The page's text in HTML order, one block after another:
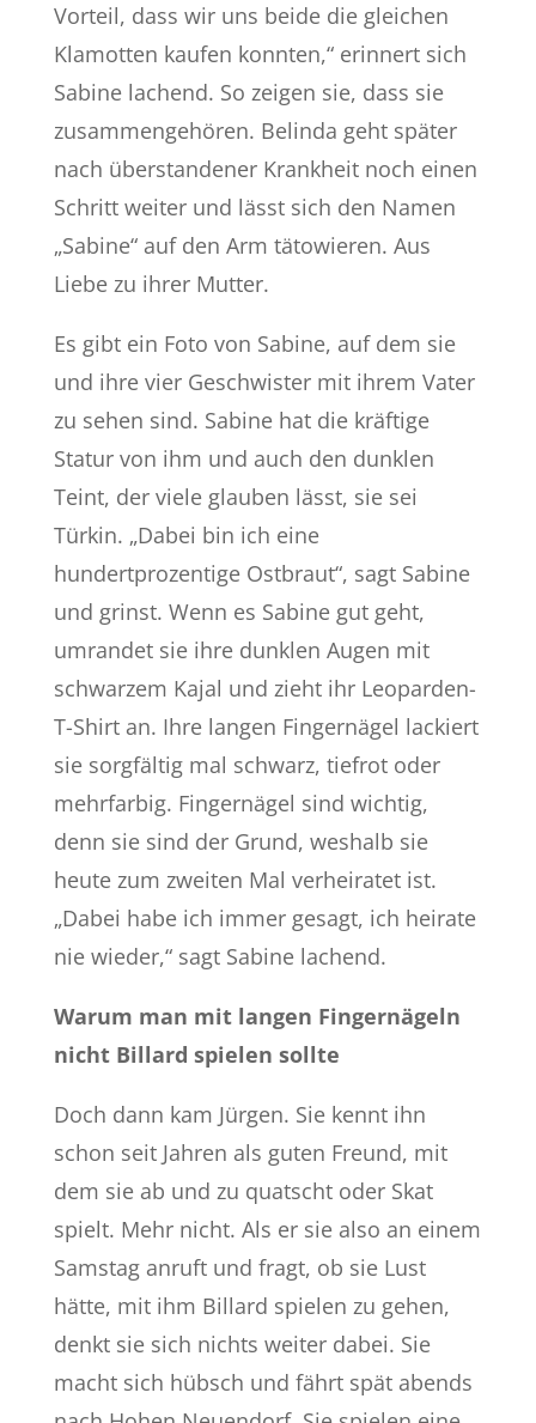
Vorteil, dass wir uns beide die gleichen
Klamotten kaufen konnten,“ erinnert sich
Sabine lachend. So zeigen sie, dass sie
zusammengehören. Belinda geht später
nach überstandener Krankheit noch einen
Schritt weiter und lässt sich den Namen
„Sabine“ auf den Arm tätowieren. Aus
Liebe zu ihrer Mutter.
Es gibt ein Foto von Sabine, auf dem sie
und ihre vier Geschwister mit ihrem Vater
zu sehen sind. Sabine hat die kräftige
Statur von ihm und auch den dunklen
Teint, der viele glauben lässt, sie sei
Türkin. „Dabei bin ich eine
hundertprozentige Ostbraut“, sagt Sabine
und grinst. Wenn es Sabine gut geht,
umrandet sie ihre dunklen Augen mit
schwarzem Kajal und zieht ihr Leoparden-
T-Shirt an. Ihre langen Fingernägel lackiert
sie sorgfältig mal schwarz, tiefrot oder
mehrfarbig. Fingernägel sind wichtig,
denn sie sind der Grund, weshalb sie
heute zum zweiten Mal verheiratet ist.
„Dabei habe ich immer gesagt, ich heirate
nie wieder,“ sagt Sabine lachend.
Warum man mit langen Fingernägeln
nicht Billard spielen sollte
Doch dann kam Jürgen. Sie kennt ihn
schon seit Jahren als guten Freund, mit
dem sie ab und zu quatscht oder Skat
spielt. Mehr nicht. Als er sie also an einem
Samstag anruft und fragt, ob sie Lust
hätte, mit ihm Billard spielen zu gehen,
denkt sie sich nichts weiter dabei. Sie
macht sich hübsch und fährt spät abends